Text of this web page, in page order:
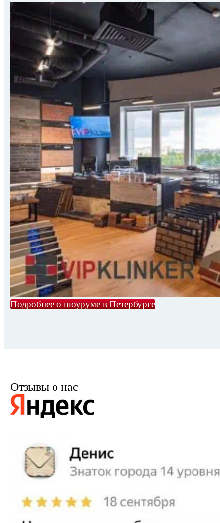
Подробнее о шоуруме в Петербурге
Отзывы о нас